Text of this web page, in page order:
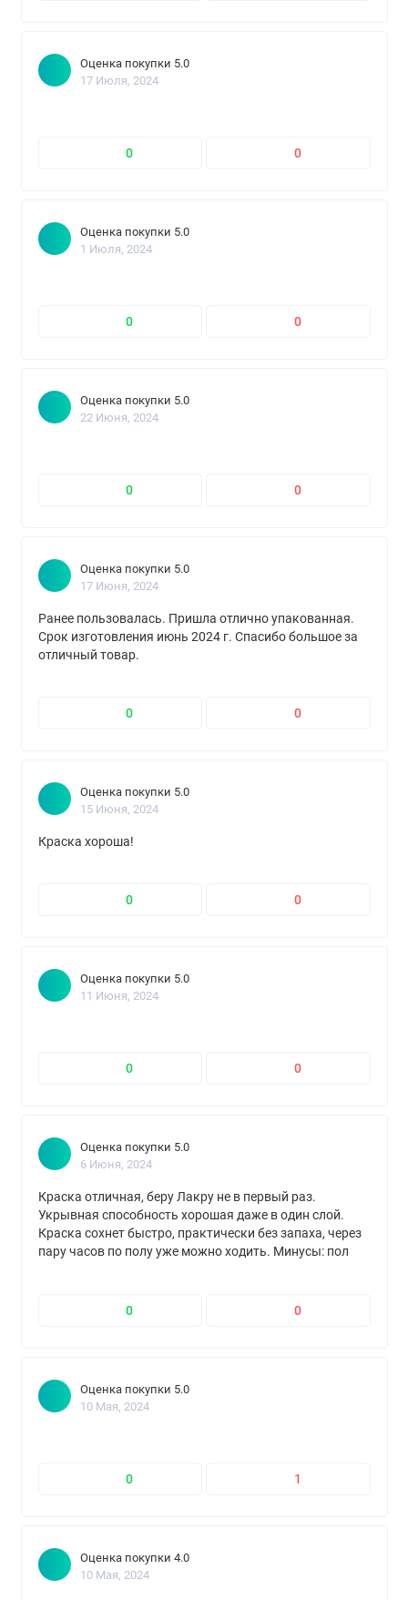
Оценка покупки 5.0
17 Июля, 2024
0 0
Оценка покупки 5.0
1 Июля, 2024
0 0
Оценка покупки 5.0
22 Июня, 2024
0 0
Оценка покупки 5.0
17 Июня, 2024
Ранее пользовалась. Пришла отлично упакованная.
Срок изготовления июнь 2024 г. Спасибо большое за
отличный товар.
0 0
Оценка покупки 5.0
15 Июня, 2024
Краска хороша!
0 0
Оценка покупки 5.0
11 Июня, 2024
0 0
Оценка покупки 5.0
6 Июня, 2024
Краска отличная, беру Лакру не в первый раз.
Укрывная способность хорошая даже в один слой.
Краска сохнет быстро, практически без запаха, через
пару часов по полу уже можно ходить. Минусы: пол
выше и выше...0 0
Оценка покупки 5.0
10 Мая, 2024
0 1
Оценка покупки 4.0
10 Мая, 2024